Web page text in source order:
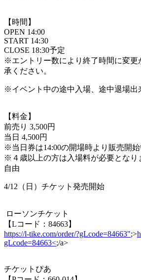
【時間】
OPEN 14:00
START 14:30
CLOSE 18:30予定
※エントリー数により終了時間に変更
承ください。
※イベント中の途中入場、途中退場出
【料金】
前売り 3,500円
当日 4,500円
※当日券は14:00の開場時より販売開
※４歳以上の方は入場料が必要となり
自由
4/12（日）チケット発売開始
ローソンチケット
【Lコード：84663】
https://l-tike.com/order/?gLcode=84663";>
gLcode=84663<;/a>
チケットぴあ